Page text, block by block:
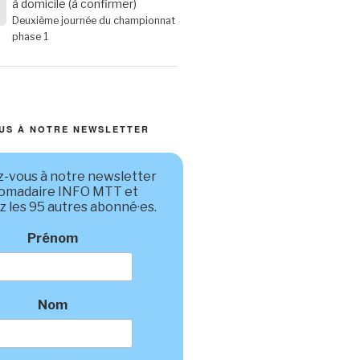
à domicile (à confirmer)
Deuxième journée du championnat
phase 1
À NOTRE NEWSLETTER
vous à notre newsletter
INFO MTT et
les 95 autres abonné·es.
Prénom
Nom